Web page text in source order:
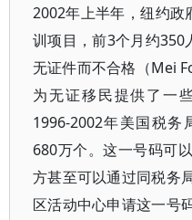
2002年上半年，纽约政
训项目，前3个月约350
无证件而不合格（Mei
为无证移民提供了一
1996-2002年美国税
680万个。这一号码可
方甚至可以通过同税务
区活动中心申请这一号